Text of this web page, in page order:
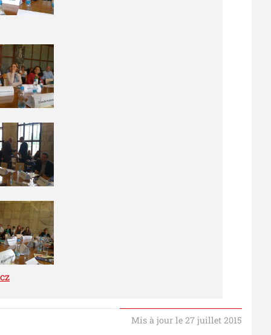
Mis à jour le 27 juillet 2015